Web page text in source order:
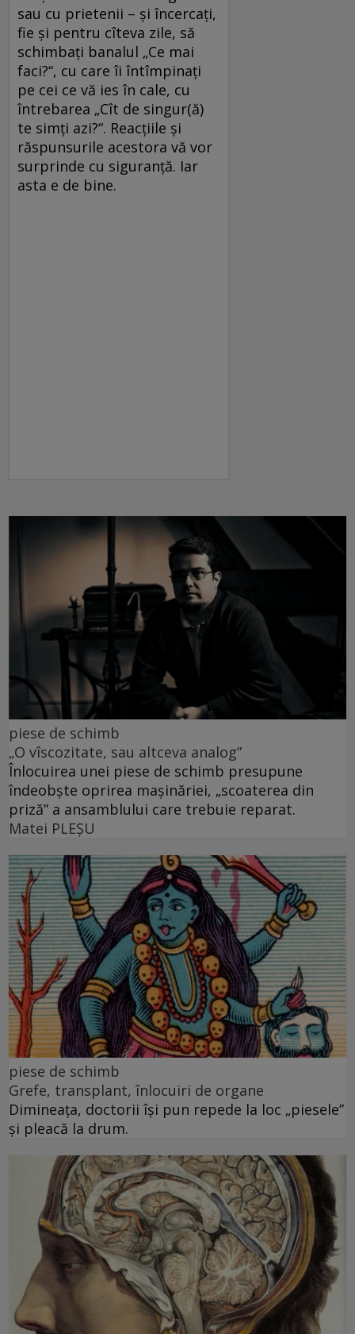
sau cu prietenii – şi încercaţi,
fie şi pentru cîteva zile, să
schimbaţi banalul „Ce mai
faci?“, cu care îi întîmpinaţi
pe cei ce vă ies în cale, cu
întrebarea „Cît de singur(ă)
te simţi azi?“. Reacţiile şi
răspunsurile acestora vă vor
surprinde cu siguranţă. Iar
asta e de bine.
piese de schimb
„O vîscozitate, sau altceva analog”
Înlocuirea unei piese de schimb presupune
îndeobște oprirea mașinăriei, „scoaterea din
priză” a ansamblului care trebuie reparat.
Matei PLEŞU
piese de schimb
Grefe, transplant, înlocuiri de organe
Dimineața, doctorii își pun repede la loc „piesele”
și pleacă la drum.